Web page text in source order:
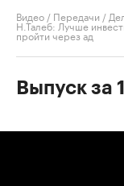
Видео / Передачи /
Н.Талеб: Лучше
пройти через ад
Выпуск за